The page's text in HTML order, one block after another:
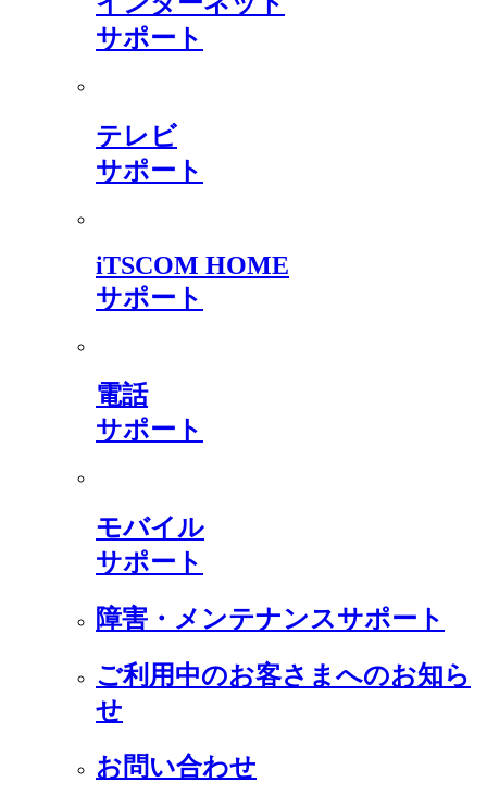
サポート
テレビ
サポート
iTSCOM HOME
サポート
電話
サポート
モバイル
サポート
障害・メンテナンスサポート
ご利用中のお客さまへのお知ら
せ
お問い合わせ